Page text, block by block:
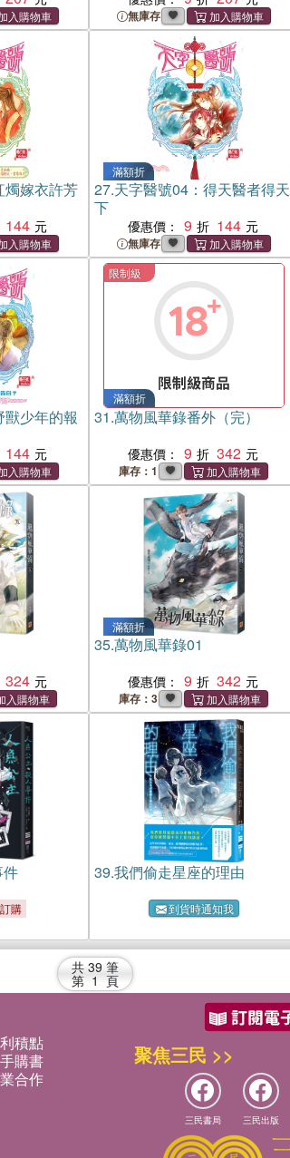
無庫存
燭嫁衣許芳
144
滿額折
27.天字醫號04：得天醫者得天
下
優惠價： 9 144
無庫存
少年的報
144
限制級
滿額折
31.萬物風華錄番外（完）
優惠價： 9 342
庫存：1
324
滿額折
35.萬物風華錄01
優惠價： 9 342
庫存：3
件
購
39.我們偷走星座的理由
到貨時通知我
共 39 筆
第 1 頁
積點
購書
合作
聚焦三民 >>
三民書局 三民出版